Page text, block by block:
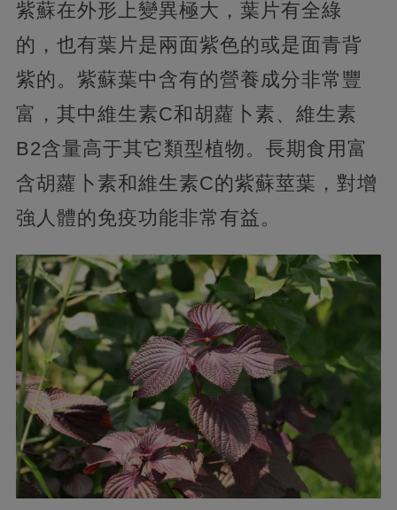
紫蘇在外形上變異極大，葉片有全綠
的，也有葉片是兩面紫色的或是面青背
紫的。紫蘇葉中含有的營養成分非常豐
富，其中維生素C和胡蘿卜素、維生素
B2含量高于其它類型植物。長期食用富
含胡蘿卜素和維生素C的紫蘇莖葉，對增
強人體的免疫功能非常有益。